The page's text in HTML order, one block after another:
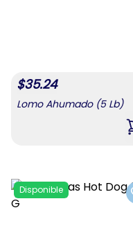
$35.24
Lomo Ahumado (5 Lb)
Disponible